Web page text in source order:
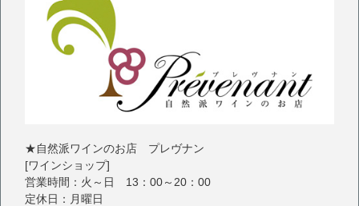
★自然派ワインのお店 プレヴナン
[ワインショップ]
営業時間：火～日 13：00～20：00
定休日：月曜日